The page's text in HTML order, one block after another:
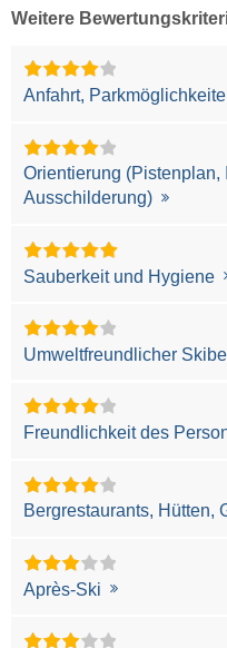
Weitere
Anfahrt,
Orientierung (Pistenplan,
Ausschilderung)
Sauberkeit und Hygiene
Umweltfreundlicher
Freundlichkeit des
Bergrestaurants, Hütten,
Après-Ski